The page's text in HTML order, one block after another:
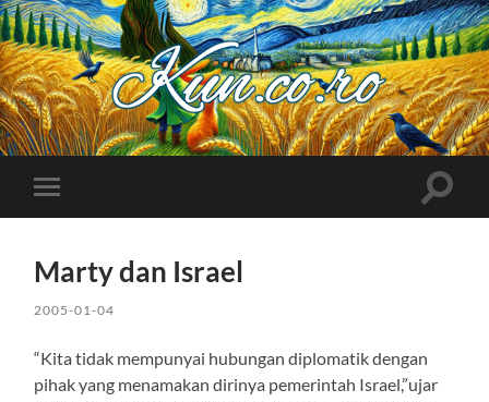
Kuncoro++
Toggle
mobile
Toggle
Marty dan Israel
2005-01-04
“Kita tidak mempunyai hubungan diplomatik dengan
pihak yang menamakan dirinya pemerintah Israel,”ujar